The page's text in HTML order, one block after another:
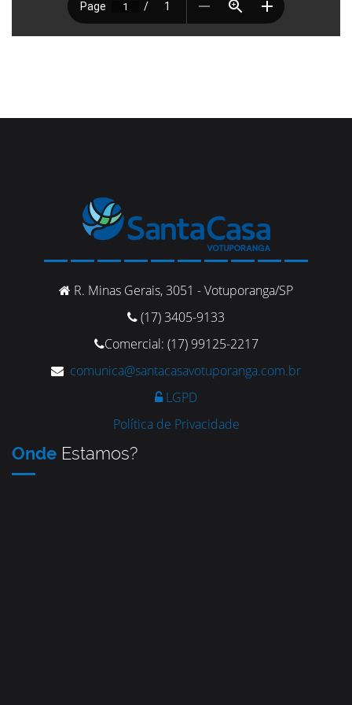
R. Minas Gerais, 3051 - Votuporanga/SP
(17) 3405-9133
Comercial: (17) 99125-2217
comunica@santacasavotuporanga.com.br
LGPD
Política de Privacidade
Onde Estamos?